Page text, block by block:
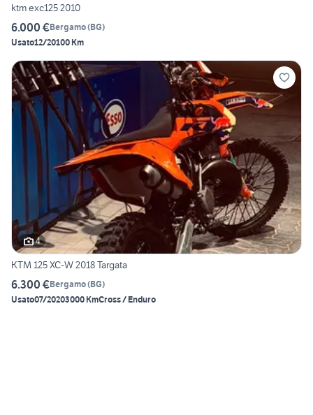
ktm exc125 2010
6.000 €Bergamo(BG)
Usato12/20100 Km
4
KTM 125 XC-W 2018 Targata
6.300 €Bergamo(BG)
Usato07/20203000 KmCross / Enduro